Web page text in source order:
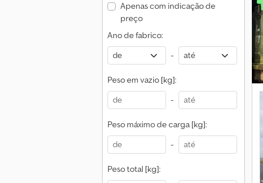
Apenas com indicação de
preço
Ano de fabrico:
-
Peso em vazio [kg]:
-
Peso máximo de carga [kg]:
-
Peso total [kg]: